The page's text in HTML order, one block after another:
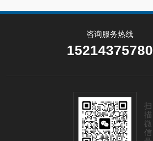
咨询服务热线
15214375780
扫
描
微
信